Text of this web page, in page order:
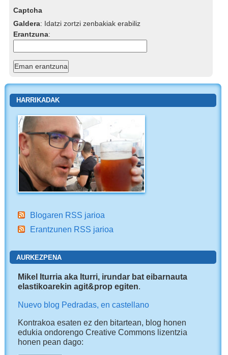
Captcha
Galdera: Idatzi zortzi zenbakiak erabiliz
Erantzuna:
HARRIKADAK
Blogaren RSS jarioa
Erantzunen RSS jarioa
AURKEZPENA
Mikel Iturria aka Iturri, irundar bat eibarnauta
elastikoarekin agit&prop egiten.
Nuevo blog Pedradas, en castellano
Kontrakoa esaten ez den bitartean, blog honen
edukia ondorengo Creative Commons lizentzia
honen pean dago: